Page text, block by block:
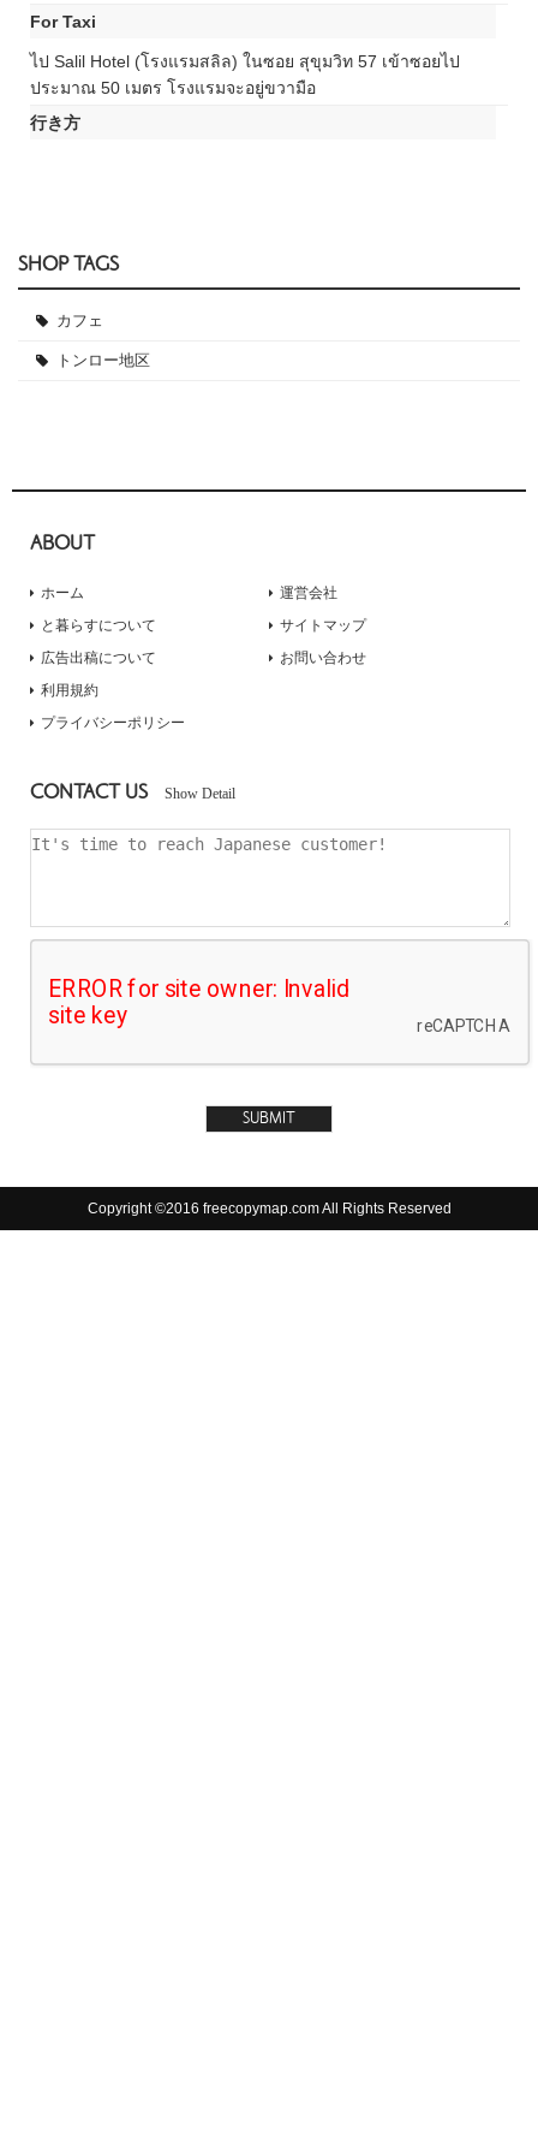
For Taxi
ไป Salil Hotel (โรงแรมสลิล) ในซอย สุขุมวิท 57 เข้าซอยไป
ประมาณ 50 เมตร โรงแรมจะอยู่ขวามือ
行き方
SHOP TAGS
カフェ
トンロー地区
ABOUT
ホーム
と暮らすについて
広告出稿について
運営会社
サイトマップ
お問い合わせ
利用規約
プライバシーポリシー
CONTACT US Show Detail
Copyright ©2016 freecopymap.com All Rights Reserved